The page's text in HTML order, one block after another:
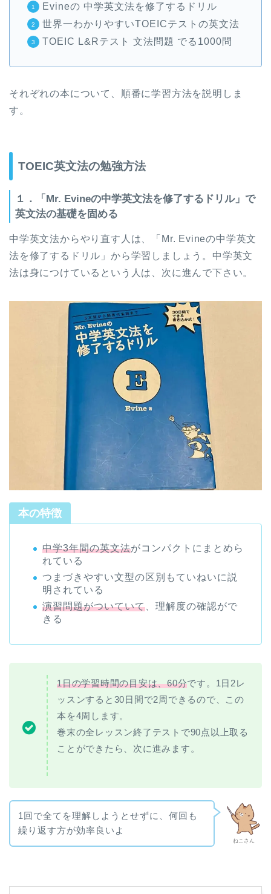
Evineの 中学英文法を修了するドリル
世界一わかりやすいTOEICテストの英文法
TOEIC L&Rテスト 文法問題 でる1000問
それぞれの本について、順番に学習方法を説明しま
す。
TOEIC英文法の勉強方法
１．「Mr. Evineの中学英文法を修了するドリル」で
英文法の基礎を固める
中学英文法からやり直す人は、「Mr. Evineの中学英文
法を修了するドリル」から学習しましょう。中学英文
法は身につけているという人は、次に進んで下さい。
本の特徴
中学3年間の英文法がコンパクトにまとめら
れている
つまづきやすい文型の区別もていねいに説
明されている
演習問題がついていて 、理解度の確認がで
きる
1日の学習時間の目安は、60分です。1日2レ
ッスンすると30日間で2周できるので、この
本を4周します。
巻末の全レッスン終了テストで90点以上取る
ことができたら、次に進みます。
ねこさん
1回で全てを理解しようとせずに、何回も
繰り返す方が効率良いよ